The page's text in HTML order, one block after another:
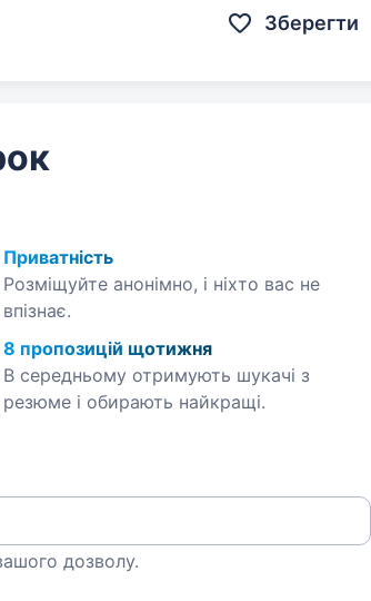
Зберегти
Приватність
Розміщуйте анонімно, і ніхто вас не
впізнає.
8 пропозицій щотижня
В середньому отримують шукачі з
резюме і обирають найкращі.
дозволу.